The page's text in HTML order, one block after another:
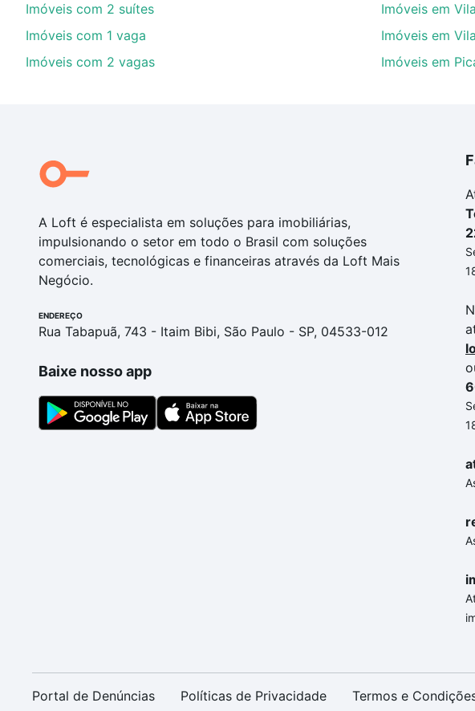
Imóveis com 2 suítes
Imóveis com 1 vaga
Imóveis com 2 vagas
Imóveis em
Imóveis em
Imóveis em
A Loft é especialista em soluções para imobiliárias,
impulsionando o setor em todo o Brasil com soluções
comerciais, tecnológicas e financeiras através da Loft Mais
Negócio.
ENDEREÇO
Rua Tabapuã, 743 - Itaim Bibi, São Paulo - SP, 04533-012
Baixe nosso app
Portal de Denúncias Políticas de Privacidade Termos e